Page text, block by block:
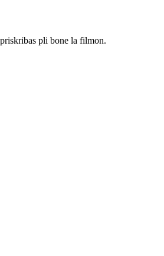
pli bone la filmon.